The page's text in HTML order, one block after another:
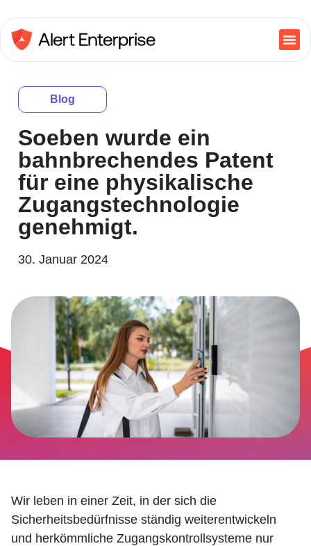
Blog
Soeben wurde ein
bahnbrechendes Patent
für eine physikalische
Zugangstechnologie
genehmigt.
30. Januar 2024
Wir leben in einer Zeit, in der sich die
Sicherheitsbedürfnisse ständig weiterentwickeln
und herkömmliche Zugangskontrollsysteme nur